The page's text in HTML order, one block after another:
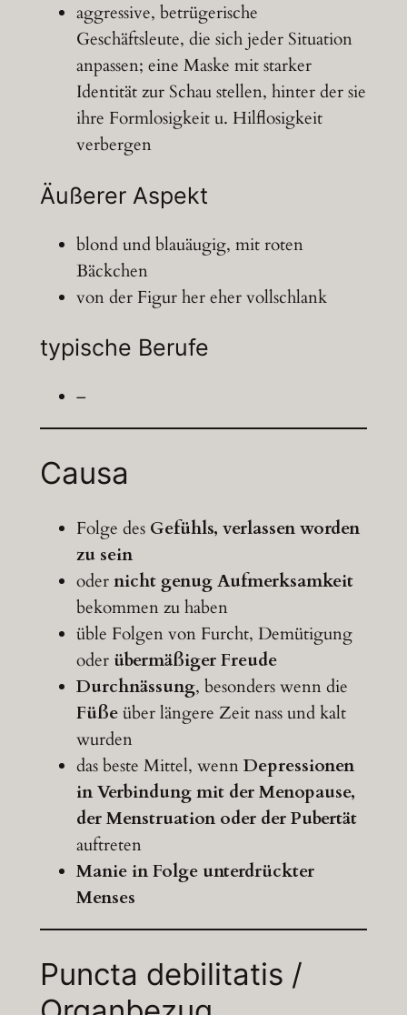
aggressive, betrügerische
Geschäftsleute, die sich jeder Situation
anpassen; eine Maske mit starker
Identität zur Schau stellen, hinter der sie
ihre Formlosigkeit u. Hilflosigkeit
verbergen
Äußerer Aspekt
blond und blauäugig, mit roten
Bäckchen
von der Figur her eher vollschlank
typische Berufe
–
Causa
Folge des Gefühls, verlassen worden
zu sein
odernicht genug Aufmerksamkeit
bekommen zu haben
üble Folgen von Furcht, Demütigung
oder übermäßiger Freude
Durchnässung, besonders wenn die
Füßeüber längere Zeit nass und kalt
wurden
das beste Mittel, wennDepressionen
in Verbindung mit der Menopause,
der Menstruation oder der Pubertät
auftreten
Manie in Folge unterdrückter
Menses
Puncta debilitatis /